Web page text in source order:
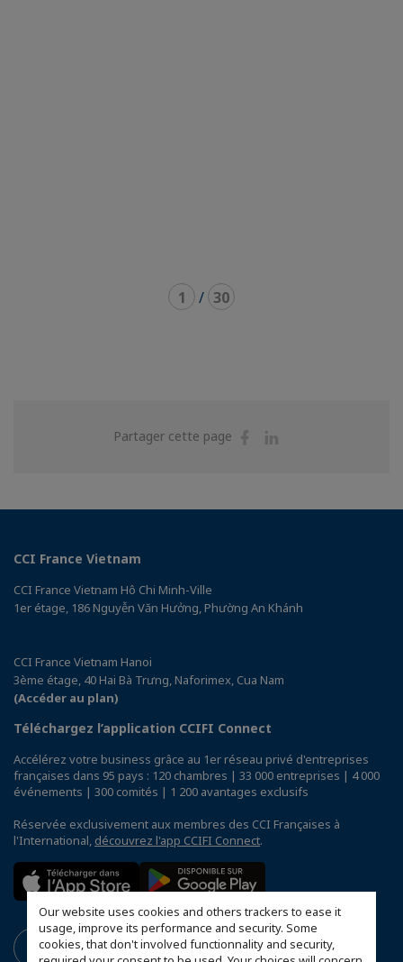
Our website uses cookies and others trackers to ease it
usage, improve its performance and security. Some
cookies, that don't involved functionnality and security,
1 / 30
Partager cette page
Partager
CCI France Vietnam
CCI France Vietnam Hô Chi Minh-Ville
1er étage, 186 Nguyễn Văn Hưởng, Phường An Khánh
CCI France Vietnam Hanoi
3ème étage, 40 Hai Bà Trưng, Naforimex, Cua Nam
(Accéder au plan)
Téléchargez l’application CCIFI Connect
Accélérez votre business grâce au 1er réseau privé d'entreprises
françaises dans 95 pays : 120 chambres | 33 000 entreprises | 4 000
événements | 300 comités | 1 200 avantages exclusifs
Réservée exclusivement aux membres des CCI Françaises à
l'International, découvrez l'app CCIFI Connect.